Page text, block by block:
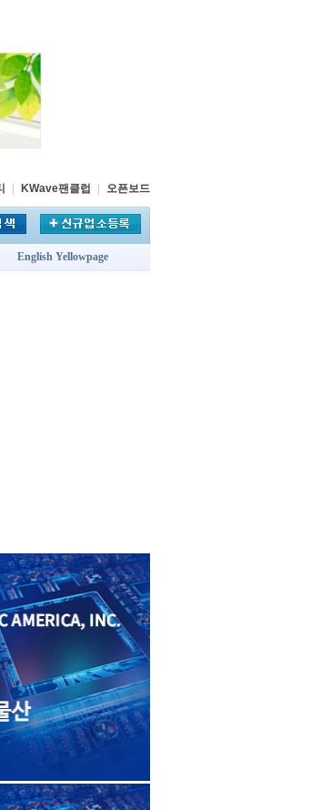
KWave팬클럽 오픈보드
English Yellowpage